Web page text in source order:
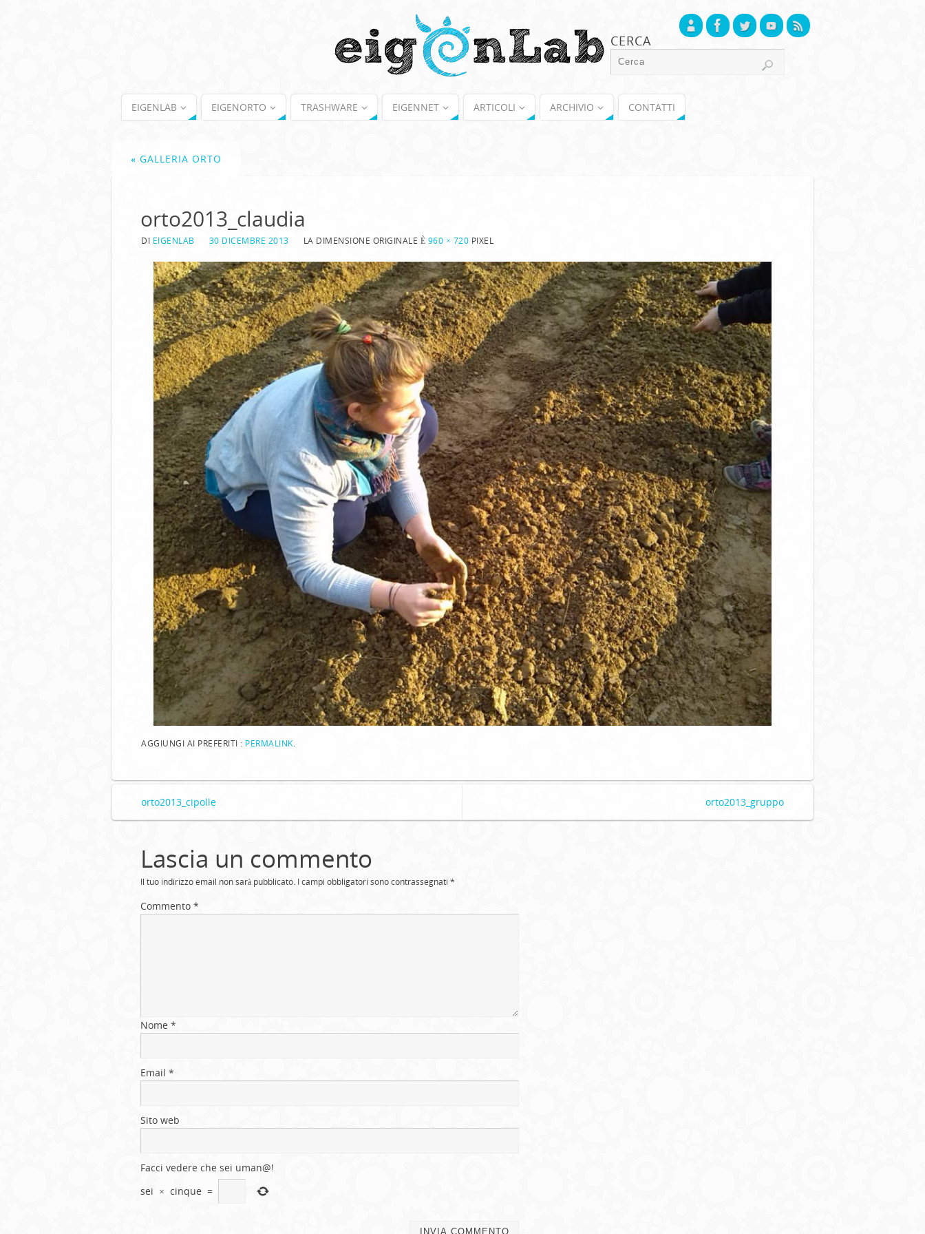
CERCA
EIGENLAB EIGENORTO TRASHWARE EIGENNET ARTICOLI ARCHIVIO CONTATTI
« GALLERIA ORTO
orto2013_claudia
DI EIGENLAB 30 DICEMBRE 2013 LA DIMENSIONE ORIGINALE È 960 × 720 PIXEL
AGGIUNGI AI PREFERITI : PERMALINK
orto2013_cipolle orto2013_gruppo
Lascia un commento
Il tuo indirizzo email non sarà pubblicato. I campi obbligatori sono contrassegnati *
Commento *
Nome *
Email *
Sito web
Facci vedere che sei uman@!
sei × cinque =